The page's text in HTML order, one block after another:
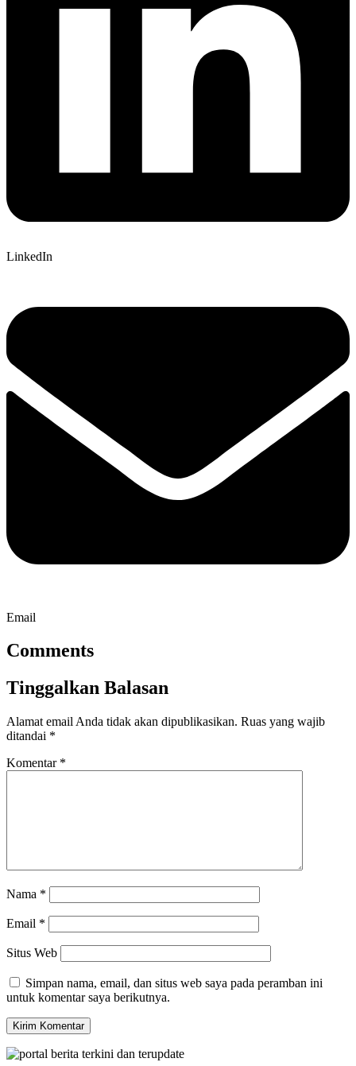
LinkedIn
Email
Comments
Tinggalkan Balasan
Alamat email Anda tidak akan dipublikasikan. Ruas yang wajib
ditandai *
Komentar *
Nama *
Email *
Situs Web
Simpan nama, email, dan situs web saya pada peramban ini
untuk komentar saya berikutnya.